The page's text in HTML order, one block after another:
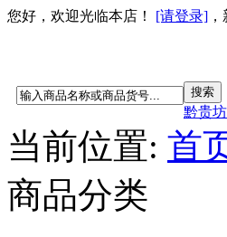
您好，欢迎光临本店！ [请登录]
黔贵
当前位置: 首
商品分类